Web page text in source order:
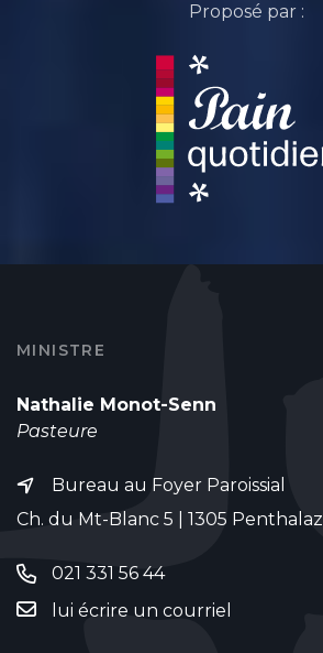
Proposé par :
MINISTRE
Nathalie Monot-Senn
Pasteure
Bureau au Foyer Paroissial
Ch. du Mt-Blanc 5 | 1305 Penthalaz
021 331 56 44
lui écrire un courriel